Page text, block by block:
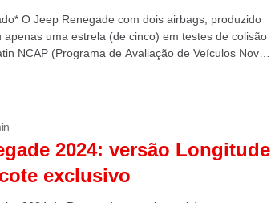
O Jeep Renegade com dois airbags, produzido
apenas uma estrela (de cinco) em testes de colisão
NCAP (Programa de Avaliação de Veículos Novos
2024: versão Longitude
exclusivo